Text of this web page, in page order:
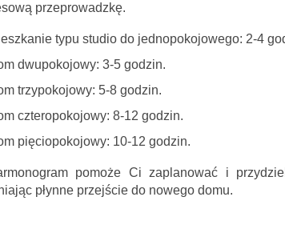
przeprowadzkę.
typu studio do jednopokojowego: 2-4
dwupokojowy: 3-5 godzin.
trzypokojowy: 5-8 godzin.
czteropokojowy: 8-12 godzin.
pięciopokojowy: 10-12 godzin.
pomoże Ci zaplanować i
płynne przejście do nowego domu.